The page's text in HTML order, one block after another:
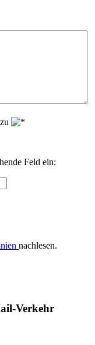
Feld ein:
nachlesen.
Verkehr